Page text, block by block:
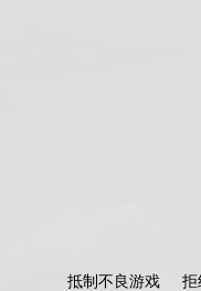
抵制不良游戏 拒